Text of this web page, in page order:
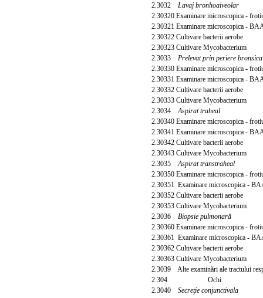
2.3032 Lavaj bronhoaiveolar
2.30320 Examinare microscopica -
2.30321 Examinare microscopica -
2.30322 Cultivare bacterii aerobe
2.30323 Cultivare Mycobacterium
2.3033 Prelevat prin periere bronsica
2.30330 Examinare microscopica -
2.30331 Examinare microscopica -
2.30332 Cultivare bacterii aerobe
2.30333 Cultivare Mycobacterium
2.3034 Aspirat traheal
2.30340 Examinare microscopica -
2.30341 Examinare microscopica -
2.30342 Cultivare bacterii aerobe
2.30343 Cultivare Mycobacterium
2.3035 Aspirat transtraheal
2.30350 Examinare microscopica -
2.30351 Examinare microscopica -
2.30352 Cultivare bacterii aerobe
2.30353 Cultivare Mycobacterium
2.3036 Biopsie pulmonară
2.30360 Examinare microscopica -
2.30361 Examinare microscopica -
2.30362 Cultivare bacterii aerobe
2.30363 Cultivare Mycobacterium
2.3039 Alte examinări ale tractului
2.304 Ochi
2.3040 Secreţie conjunctivala